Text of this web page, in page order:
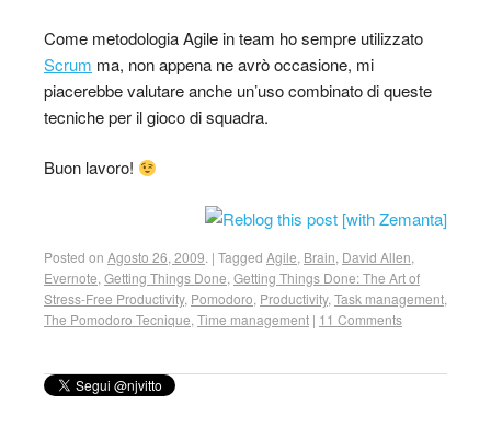
Come metodologia Agile in team ho sempre utilizzato
Scrum ma, non appena ne avrò occasione, mi
piacerebbe valutare anche un’uso combinato di queste
tecniche per il gioco di squadra.
Buon lavoro!
Posted on Agosto 26, 2009 | Tagged Agile Brain David Allen
Evernote Getting Things Done Getting Things Done: The Art of
Stress-Free Productivity, Pomodoro Productivity, Task management
The Pomodoro Tecnique Time management | 11 Comments